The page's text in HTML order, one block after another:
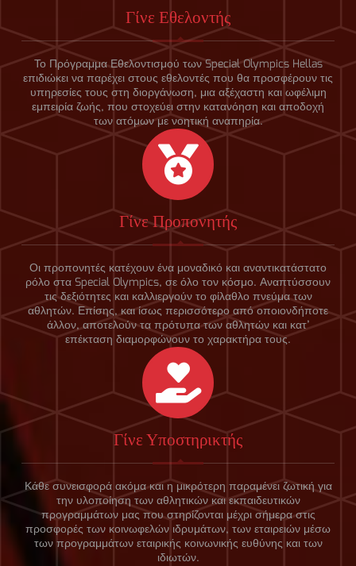
Γίνε Εθελοντής
Το Πρόγραμμα Εθελοντισμού των Special Olympics Hellas
επιδιώκει να παρέχει στους εθελοντές που θα προσφέρουν τις
υπηρεσίες τους στη διοργάνωση, μια αξέχαστη και ωφέλιμη
εμπειρία ζωής, που στοχεύει στην κατανόηση και αποδοχή
των ατόμων με νοητική αναπηρία.
Γίνε Προπονητής
Οι προπονητές κατέχουν ένα μοναδικό και αναντικατάστατο
ρόλο στα Special Olympics, σε όλο τον κόσμο. Αναπτύσσουν
τις δεξιότητες και καλλιεργούν το φίλαθλο πνεύμα των
αθλητών. Επίσης, και ίσως περισσότερο από οποιονδήποτε
άλλον, αποτελούν τα πρότυπα των αθλητών και κατ’
επέκταση διαμορφώνουν το χαρακτήρα τους.
Γίνε Υποστηρικτής
Κάθε συνεισφορά ακόμα και η μικρότερη παραμένει ζωτική για
την υλοποίηση των αθλητικών και εκπαιδευτικών
προγραμμάτων μας που στηρίζονται μέχρι σήμερα στις
προσφορές των κοινωφελών ιδρυμάτων, των εταιρειών μέσω
των προγραμμάτων εταιρικής κοινωνικής ευθύνης και των
ιδιωτών.